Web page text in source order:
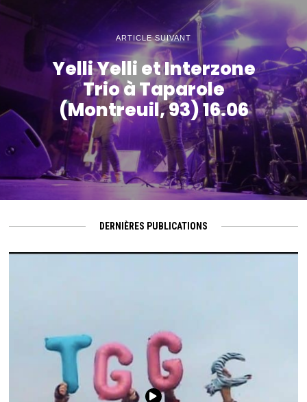
ARTICLE SUIVANT
Yelli Yelli et Interzone
Trio à Taparole
(Montreuil, 93) 16.06
DERNIÈRES PUBLICATIONS